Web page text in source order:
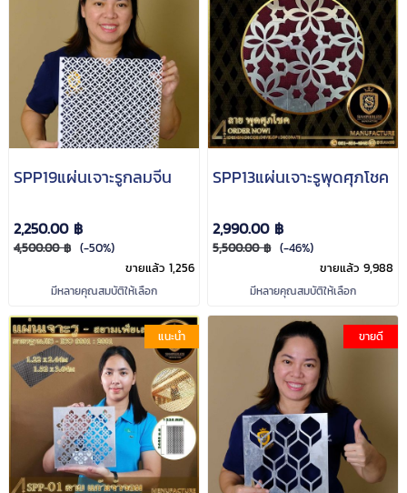
SPP19แผ่นเจาะรูกลมจีน
2,250.00 ฿
4,500.00 ฿ (-50%)
ขายแล้ว 1,256
มีหลายคุณสมบัติให้เลือก
SPP13แผ่นเจาะรูพุดศุภโชค
2,990.00 ฿
5,500.00 ฿ (-46%)
ขายแล้ว 9,988
มีหลายคุณสมบัติให้เลือก
แนะนำ ขายดี